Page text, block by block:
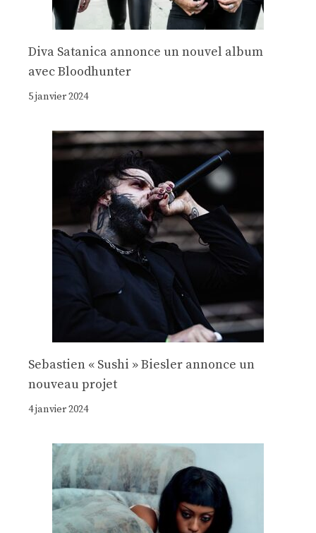
Diva Satanica annonce un nouvel album
avec Bloodhunter
5 janvier 2024
Sebastien « Sushi » Biesler annonce un
nouveau projet
4 janvier 2024